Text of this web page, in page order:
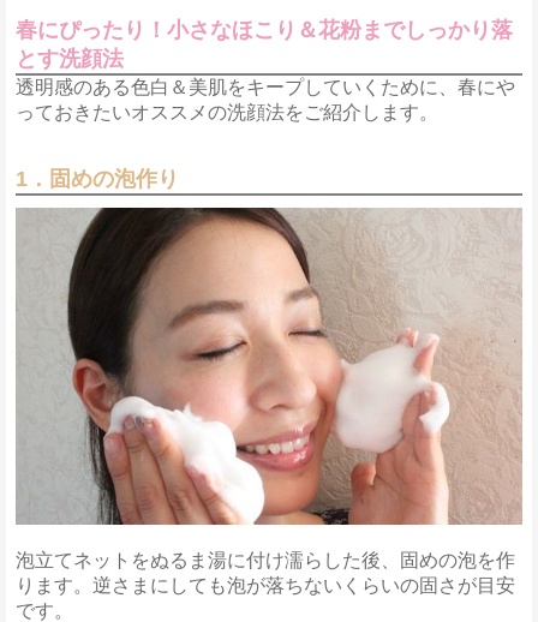
春にぴったり！小さなほこり＆花粉までしっかり落
とす洗顔法
透明感のある色白＆美肌をキープしていくために、春にや
っておきたいオススメの洗顔法をご紹介します。
1．固めの泡作り
泡立てネットをぬるま湯に付け濡らした後、固めの泡を作
ります。逆さまにしても泡が落ちないくらいの固さが目安
です。